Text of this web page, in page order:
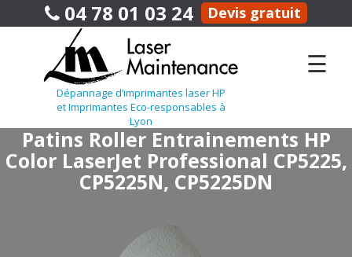
04 78 01 03 24 Devis gratuit
Dépannage d’imprimantes laser HP
et Imprimantes Eco-responsables à
Lyon
☰
Patins Roller Entrainements HP
Color LaserJet Professional CP5225,
CP5225N, CP5225DN